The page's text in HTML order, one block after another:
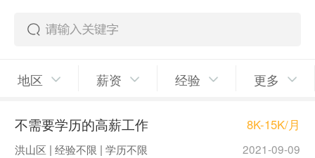
地区 薪资 经验 更多
不需要学历的高薪工作 8K-15K/月
洪山区 | 经验不限 | 学历不限 2021-09-09